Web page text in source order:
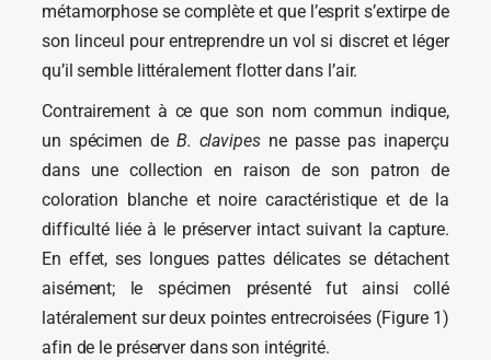
métamorphose se complète et que l’esprit s’extirpe de
son linceul pour entreprendre un vol si discret et léger
qu’il semble littéralement flotter dans l’air.
Contrairement à ce que son nom commun indique,
un spécimen de B. clavipesne passe pas inaperçu
dans une collection en raison de son patron de
coloration blanche et noire caractéristique et de la
difficulté liée à le préserver intact suivant la capture.
En effet, ses longues pattes délicates se détachent
aisément; le spécimen présenté fut ainsi collé
latéralement sur deux pointes entrecroisées (Figure 1)
afin de le préserver dans son intégrité.